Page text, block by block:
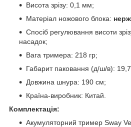
Висота зрізу: 0,1 мм;
Матеріал ножового блока:
Спосіб регулювання висоти
насадок;
Вага тримера: 218 гр;
Габарит паковання (д/ш/в):
Довжина шнура: 190 см;
Країна-виробник: Китай.
Комплектація:
Акумуляторний тример Sway